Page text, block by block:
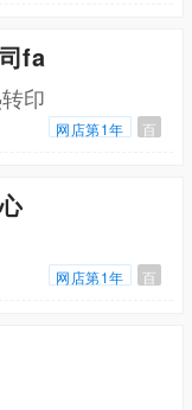
fa
印
网店第1年 百
网店第1年 百